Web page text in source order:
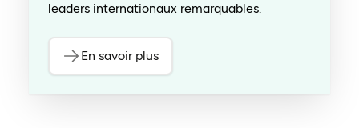
leaders internationaux remarquables.
En savoir plus